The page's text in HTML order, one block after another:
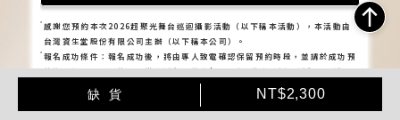
NT$2,300
缺貨